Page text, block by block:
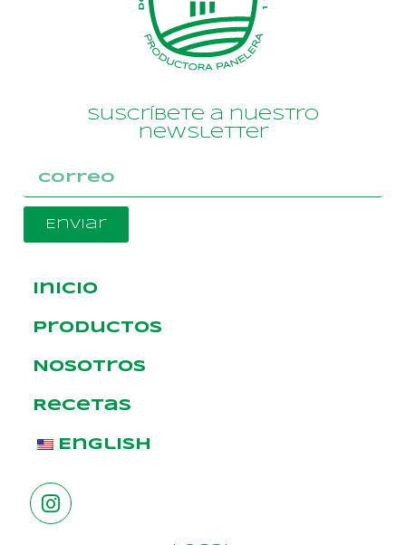
Suscríbete a nuestro
newsletter
Enviar
Inicio
Productos
Nosotros
Recetas
English